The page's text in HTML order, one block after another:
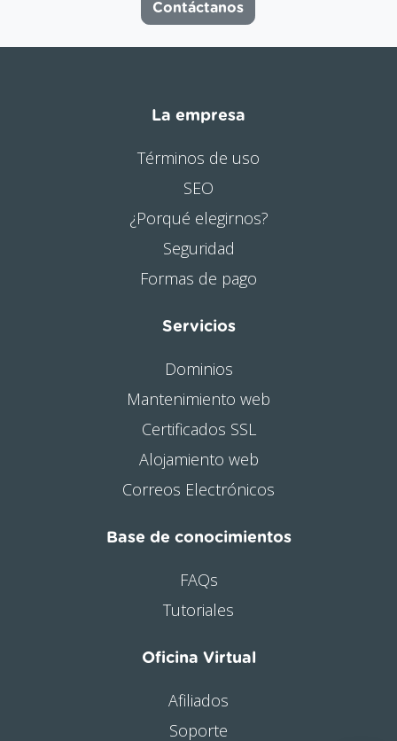
Contáctanos
La empresa
Términos de uso
SEO
¿Porqué elegirnos?
Seguridad
Formas de pago
Servicios
Dominios
Mantenimiento web
Certificados SSL
Alojamiento web
Correos Electrónicos
Base de conocimientos
FAQs
Tutoriales
Oficina Virtual
Afiliados
Soporte